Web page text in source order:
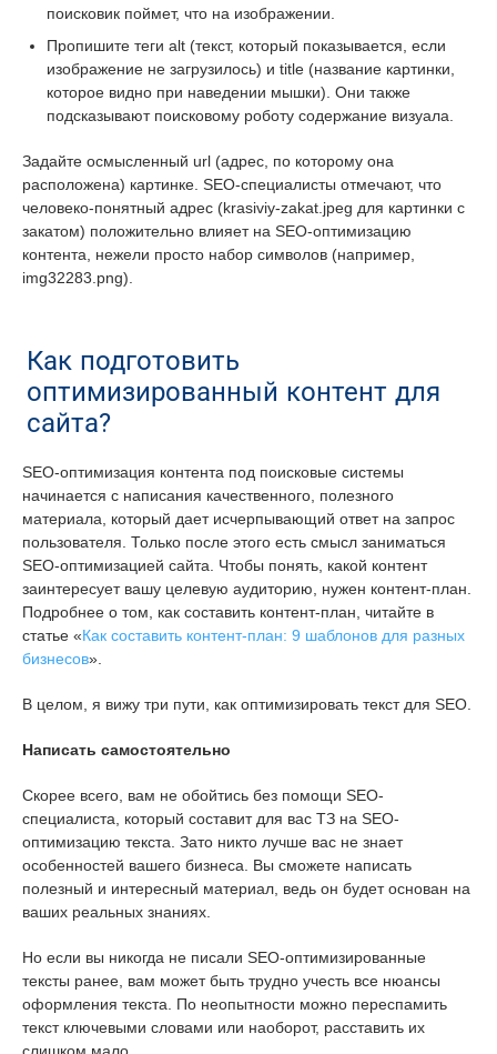
поисковик поймет, что на изображении.
Пропишите теги alt (текст, который показывается, если
изображение не загрузилось) и title (название картинки,
которое видно при наведении мышки). Они также
подсказывают поисковому роботу содержание визуала.
Задайте осмысленный url (адрес, по которому она
расположена) картинке. SEO-специалисты отмечают, что
человеко-понятный адрес (krasiviy-zakat.jpeg для картинки с
закатом) положительно влияет на SEO-оптимизацию
контента, нежели просто набор символов (например,
img32283.png).
Как подготовить
оптимизированный контент для
сайта?
SEO-оптимизация контента под поисковые системы
начинается с написания качественного, полезного
материала, который дает исчерпывающий ответ на запрос
пользователя. Только после этого есть смысл заниматься
SEO-оптимизацией сайта. Чтобы понять, какой контент
заинтересует вашу целевую аудиторию, нужен контент-план.
Подробнее о том, как составить контент-план, читайте в
статье «Как составить контент-план: 9 шаблонов для разных
бизнесов».
В целом, я вижу три пути, как оптимизировать текст для SEO.
Написать самостоятельно
Скорее всего, вам не обойтись без помощи SEO-
специалиста, который составит для вас ТЗ на SEO-
оптимизацию текста. Зато никто лучше вас не знает
особенностей вашего бизнеса. Вы сможете написать
полезный и интересный материал, ведь он будет основан на
ваших реальных знаниях.
Но если вы никогда не писали SEO-оптимизированные
тексты ранее, вам может быть трудно учесть все нюансы
оформления текста. По неопытности можно переспамить
текст ключевыми словами или наоборот, расставить их
слишком мало.